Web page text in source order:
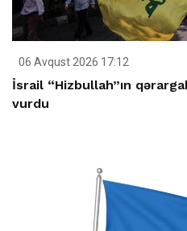
06 Avqust 2026 17:12
İsrail “Hizbullah”ın
vurdu